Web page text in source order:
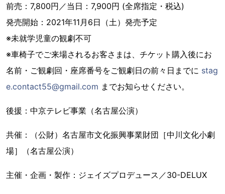
前売：7,800円／当日：7,900円 (全席指定・税込)
発売開始：2021年11月6日（土）発売予定
※未就学児童の観劇不可
※車椅子でご来場されるお客さまは、チケット購入後にお
名前・ご観劇回・座席番号をご観劇日の前々日までに stag
e.contact55@gmail.com までお知らせください。
後援：中京テレビ事業（名古屋公演）
共催：（公財）名古屋市文化振興事業財団［中川文化小劇
場］（名古屋公演）
主催・企画・製作：ジェイズプロデュース／30-DELUX